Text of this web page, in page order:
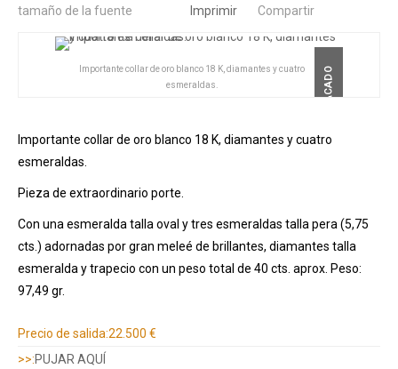
tamaño de la fuente
Imprimir Compartir
DESTACADO
Importante collar de oro blanco 18 K, diamantes y cuatro
esmeraldas.
Importante collar de oro blanco 18 K, diamantes y cuatro
esmeraldas.
Pieza de extraordinario porte.
Con una esmeralda talla oval y tres esmeraldas talla pera (5,75
cts.) adornadas por gran meleé de brillantes, diamantes talla
esmeralda y trapecio con un peso total de 40 cts. aprox. Peso:
97,49 gr.
Precio de salida:22.500 €
>>:PUJAR AQUÍ